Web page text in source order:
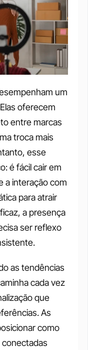
um
oferecem
entre marcas
troca mais
esse
é fácil cair em
a interação com
para atrair
a presença
ser reflexo
as tendências
cada vez
que
As
como